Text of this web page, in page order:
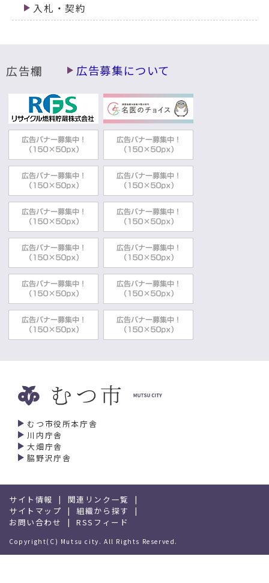
入札・契約
広告欄 広告募集について
むつ市役所本庁舎
川内庁舎
大畑庁舎
脇野沢庁舎
サイト情報
関連リンク一覧
サイトマップ
組織から探す
お問い合わせ
RSSフィード
Copyright(C) Mutsu city. All Rights Reserved.